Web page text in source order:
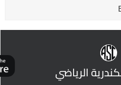
الرياضي